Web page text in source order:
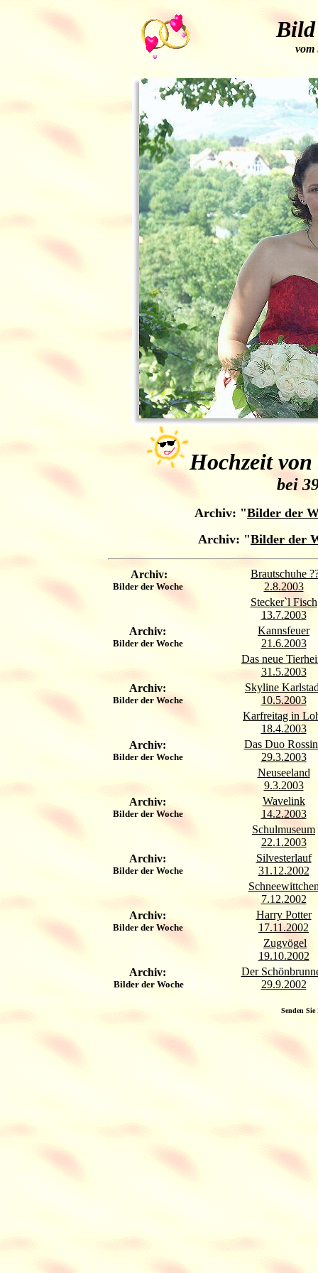
Bild
vom
Hochzeit
bei
Archiv: "Bilder der
Archiv: "Bilder der
Archiv:
Bilder der Woche
Brautschuhe
2.8.2003
Stecker`l Fisch
13.7.2003
Archiv:
Bilder der Woche
Kannsfeuer
21.6.2003
Das neue
31.5.2003
Archiv:
Bilder der Woche
Skyline
10.5.2003
Karfreitag in
18.4.2003
Archiv:
Bilder der Woche
Das Duo
29.3.2003
Neuseeland
9.3.2003
Archiv:
Bilder der Woche
Wavelink
14.2.2003
Schulmuseum
22.1.2003
Archiv:
Bilder der Woche
Silvesterlauf
31.12.2002
7.12.2002
Archiv:
Bilder der Woche
Harry Potter
17.11.2002
Zugvögel
19.10.2002
Archiv:
Bilder der Wocheche
Der
29.9.2002
Senden